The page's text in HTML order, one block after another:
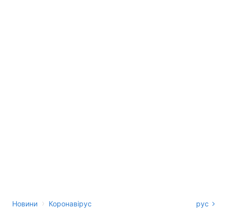
Новини › Коронавірус рус